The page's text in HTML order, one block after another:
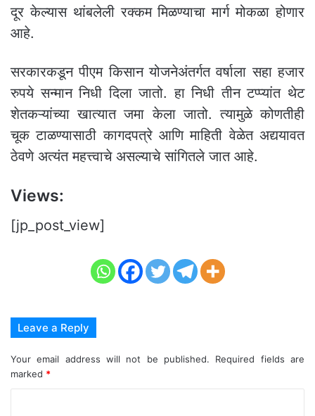
दूर केल्यास थांबलेली रक्कम मिळण्याचा मार्ग मोकळा होणार
आहे.
सरकारकडून पीएम किसान योजनेअंतर्गत वर्षाला सहा हजार
रुपये सन्मान निधी दिला जातो. हा निधी तीन टप्प्यांत थेट
शेतकऱ्यांच्या खात्यात जमा केला जातो. त्यामुळे कोणतीही
चूक टाळण्यासाठी कागदपत्रे आणि माहिती वेळेत अद्ययावत
ठेवणे अत्यंत महत्त्वाचे असल्याचे सांगितले जात आहे.
Views:
[jp_post_view]
Leave a Reply
Your email address will not be published.
Required fields are
marked *